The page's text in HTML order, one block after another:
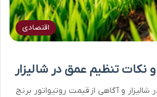
اقتصادی
نکات تنظیم عمق در شالیزار
و آگاهی از قیمت روتیواتور برنج